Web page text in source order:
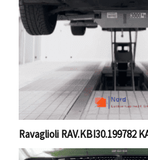
Ravaglioli RAV.KBI30.199782